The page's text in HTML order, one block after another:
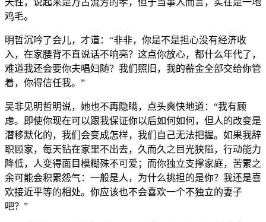
鸡毛。
明哲沉吟了会儿，才道：“非非，你是不是担心没有经济收
入，在家腰背不直说话不响亮？这点你放心，都什么年代了，
难道我还会要你夫唱妇随？我们照旧，我的薪金全部交给你管
着，你得信任我。”
吴非见明哲明说，她也不再隐瞒，点头爽快地道：“我有顾
虑。即使你现在可以跟我保证你以后如何如何，但人的改变是
潜移默化的，我们会变成怎样，我们自己无法把握。如果我辞
职顾家，每天钻在家里不出去，久而久之目光狭隘，行动能力
降低，人变得面目模糊殊不可爱；而你独立支撑家庭，苦累之
余可能会积累怨气：一般是人，为什么挑担的是你？我还是喜
欢接近平等的相处。你应该也不会喜欢一个不独立的妻子
吧？”